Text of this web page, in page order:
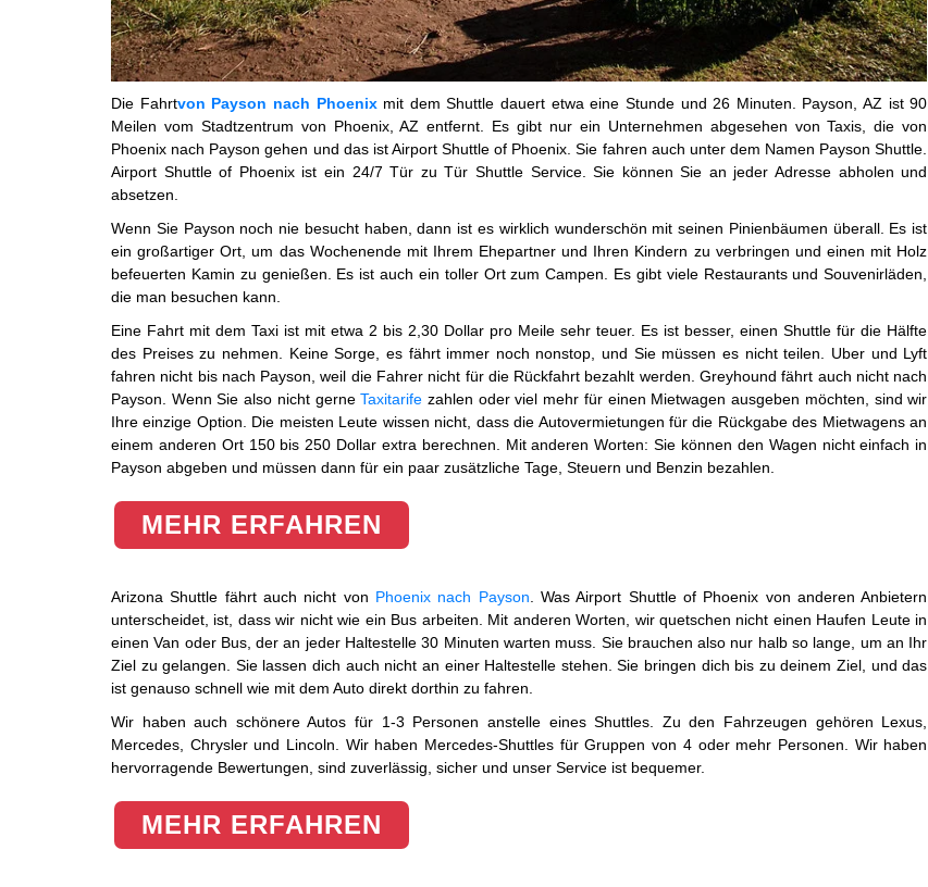
Die Fahrtvon Payson nach Phoenixmit dem Shuttle dauert etwa eine Stunde und 26 Minuten. Payson, AZ ist 90
Meilen vom Stadtzentrum von Phoenix, AZ entfernt. Es gibt nur ein Unternehmen abgesehen von Taxis, die von
Phoenix nach Payson gehen und das ist Airport Shuttle of Phoenix. Sie fahren auch unter dem Namen Payson Shuttle.
Airport Shuttle of Phoenix ist ein 24/7 Tür zu Tür Shuttle Service. Sie können Sie an jeder Adresse abholen und
absetzen.
Wenn Sie Payson noch nie besucht haben, dann ist es wirklich wunderschön mit seinen Pinienbäumen überall. Es ist
ein großartiger Ort, um das Wochenende mit Ihrem Ehepartner und Ihren Kindern zu verbringen und einen mit Holz
befeuerten Kamin zu genießen. Es ist auch ein toller Ort zum Campen. Es gibt viele Restaurants und Souvenirläden,
die man besuchen kann.
Eine Fahrt mit dem Taxi ist mit etwa 2 bis 2,30 Dollar pro Meile sehr teuer. Es ist besser, einen Shuttle für die Hälfte
des Preises zu nehmen. Keine Sorge, es fährt immer noch nonstop, und Sie müssen es nicht teilen. Uber und Lyft
fahren nicht bis nach Payson, weil die Fahrer nicht für die Rückfahrt bezahlt werden. Greyhound fährt auch nicht nach
Payson. Wenn Sie also nicht gerneTaxitarife zahlen oder viel mehr für einen Mietwagen ausgeben möchten, sind wir
Ihre einzige Option. Die meisten Leute wissen nicht, dass die Autovermietungen für die Rückgabe des Mietwagens an
einem anderen Ort 150 bis 250 Dollar extra berechnen. Mit anderen Worten: Sie können den Wagen nicht einfach in
Payson abgeben und müssen dann für ein paar zusätzliche Tage, Steuern und Benzin bezahlen.
MEHR ERFAHREN
Arizona Shuttle fährt auch nicht von Phoenix nach Payson . Was Airport Shuttle of Phoenix von anderen Anbietern
unterscheidet, ist, dass wir nicht wie ein Bus arbeiten. Mit anderen Worten, wir quetschen nicht einen Haufen Leute in
einen Van oder Bus, der an jeder Haltestelle 30 Minuten warten muss. Sie brauchen also nur halb so lange, um an Ihr
Ziel zu gelangen. Sie lassen dich auch nicht an einer Haltestelle stehen. Sie bringen dich bis zu deinem Ziel, und das
ist genauso schnell wie mit dem Auto direkt dorthin zu fahren.
Wir haben auch schönere Autos für 1-3 Personen anstelle eines Shuttles. Zu den Fahrzeugen gehören Lexus,
Mercedes, Chrysler und Lincoln. Wir haben Mercedes-Shuttles für Gruppen von 4 oder mehr Personen. Wir haben
hervorragende Bewertungen, sind zuverlässig, sicher und unser Service ist bequemer.
MEHR ERFAHREN